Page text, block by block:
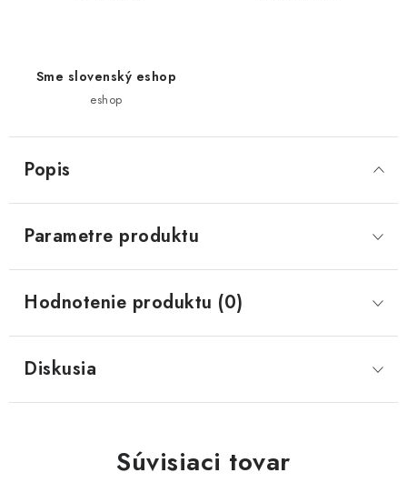
Sme slovenský eshop
eshop
Popis
Parametre produktu
Hodnotenie produktu (0)
Diskusia
Súvisiaci tovar